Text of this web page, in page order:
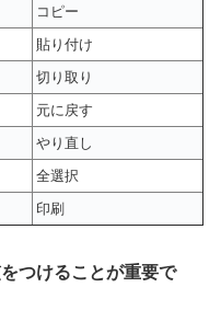
コピー
貼り付け
切り取り
元に戻す
やり直し
全選択
印刷
つけることが重要で